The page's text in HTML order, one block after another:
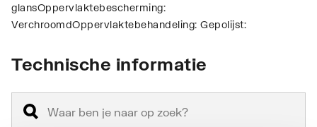
glansOppervlaktebescherming:
VerchroomdOppervlaktebehandeling: Gepolijst:
Technische informatie